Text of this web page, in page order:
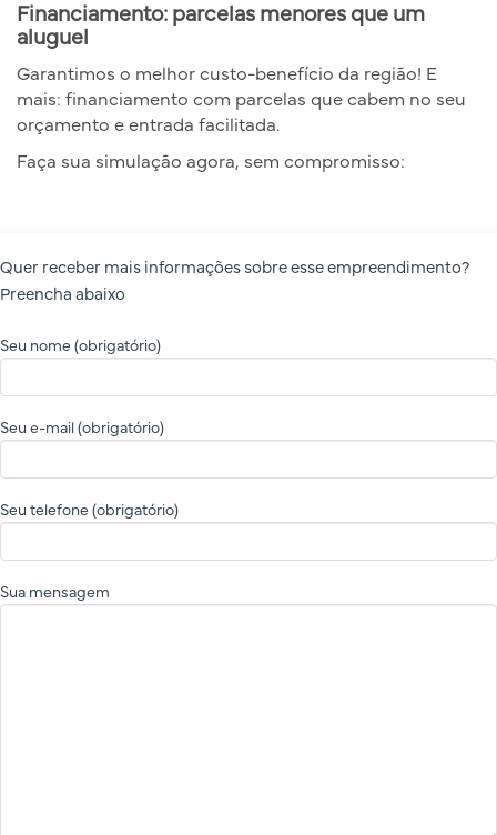
Financiamento: parcelas menores que um
aluguel
Garantimos o melhor custo-benefício da região! E
mais: financiamento com parcelas que cabem no seu
orçamento e entrada facilitada.
Faça sua simulação agora, sem compromisso:
Quer receber mais informações sobre esse empreendimento?
Preencha abaixo
Seu nome (obrigatório)
Seu e-mail (obrigatório)
Seu telefone (obrigatório)
Sua mensagem